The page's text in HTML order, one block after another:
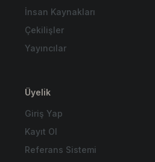
İnsan Kaynakları
Çekilişler
Yayıncılar
Üyelik
Giriş Yap
Kayıt Ol
Referans Sistemi